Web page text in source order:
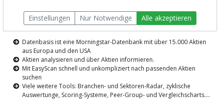
Die Aktienanalyse-Plattform von
TraderFox
Datenbasis ist eine Morningstar-Datenbank mit über 15.000 Aktien
aus Europa und den USA
Aktien analysieren und über Aktien informieren.
Mit EasyScan schnell und unkompliziert nach passenden Aktien
suchen
Viele weitere Tools: Branchen- und Sektoren-Radar, zyklische
Auswertunge, Scoring-Systeme, Peer-Group- und Vergleichscharts....
Einstellungen Nur Notwendige Alle akzeptieren